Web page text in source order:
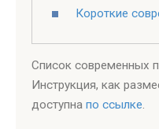
Короткие
Список современных
Инструкция, как
доступна по ссылке.